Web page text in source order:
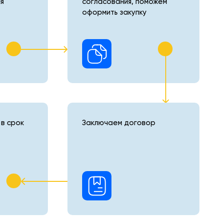
оформить закупку
срок Заключаем договор